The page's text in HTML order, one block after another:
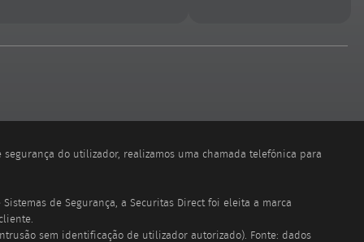
do utilizador, realizamos uma chamada telefónica para
Sistemas de Segurança, a Securitas Direct foi eleita a marca
sem identificação de utilizador autorizado). Fonte: dados